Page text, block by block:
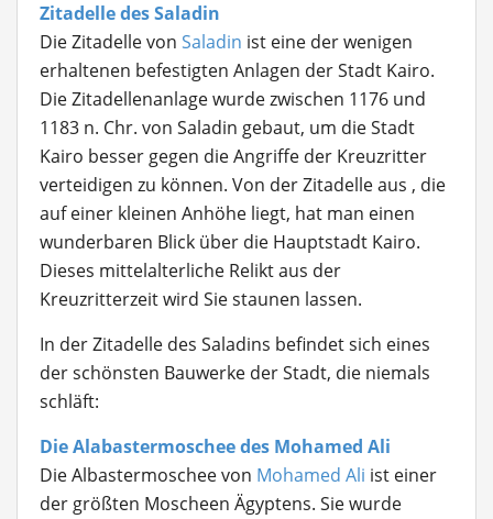
Zitadelle des Saladin
Die Zitadelle von Saladin ist eine der wenigen
erhaltenen befestigten Anlagen der Stadt Kairo.
Die Zitadellenanlage wurde zwischen 1176 und
1183 n. Chr. von Saladin gebaut, um die Stadt
Kairo besser gegen die Angriffe der Kreuzritter
verteidigen zu können. Von der Zitadelle aus , die
auf einer kleinen Anhöhe liegt, hat man einen
wunderbaren Blick über die Hauptstadt Kairo.
Dieses mittelalterliche Relikt aus der
Kreuzritterzeit wird Sie staunen lassen.
In der Zitadelle des Saladins befindet sich eines
der schönsten Bauwerke der Stadt, die niemals
schläft:
Die Alabastermoschee des Mohamed Ali
Die Albastermoschee von Mohamed Ali ist einer
der größten Moscheen Ägyptens. Sie wurde